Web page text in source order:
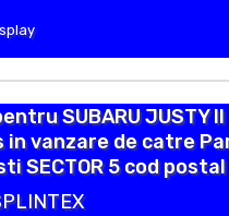
SUBARU JUSTY
in vanzare de catre
SECTOR 5 cod